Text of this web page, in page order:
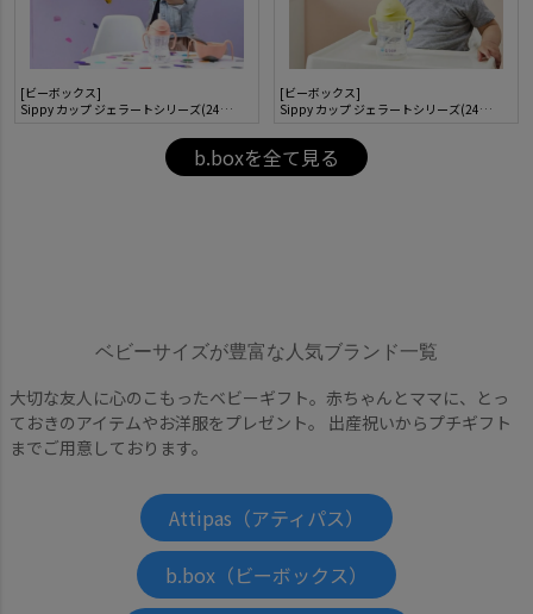
[ビーボックス]
Sippy カップ ジェラートシリーズ(240ml)
[ビーボックス]
Sippy カップ ジェラートシリーズ(240ml)
b.boxを全て見る
ベビーサイズが豊富な人気ブランド一覧
大切な友人に心のこもったベビーギフト。赤ちゃんとママに、とっ
ておきのアイテムやお洋服をプレゼント。 出産祝いからプチギフト
までご用意しております。
Attipas（アティパス）
b.box（ビーボックス）